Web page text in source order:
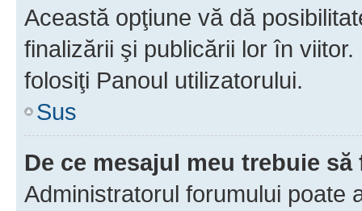
Această opţiune vă dă
finalizării şi publicării lor în
folosiţi Panoul utilizatorului.
Sus
De ce mesajul meu trebuie
Administratorul forumului poate